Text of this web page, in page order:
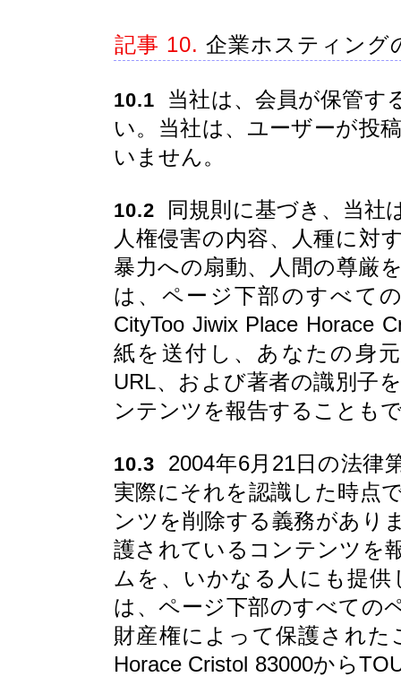
記事 10. 企業ホスティング
10.1 当社は、会員が保管す
い。当社は、ユーザーが投
いません。
10.2 同規則に基づき、当社
人権侵害の内容、人種に対
暴力への扇動、人間の尊厳
は、ページ下部のすべて
CityToo Jiwix Place Horace
紙を送付し、あなたの身
URL、および著者の識別子
ンテンツを報告することも
10.3 2004年6月21日の法律
実際にそれを認識した時点
ンツを削除する義務があり
護されているコンテンツを
ムを、いかなる人にも提
は、ページ下部のすべての
財産権によって保護された
Horace Cristol 83000から